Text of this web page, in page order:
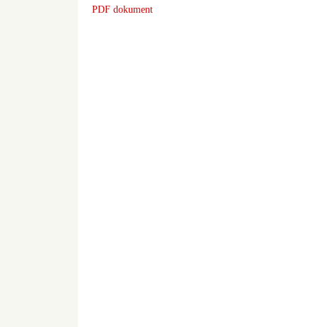
PDF dokument